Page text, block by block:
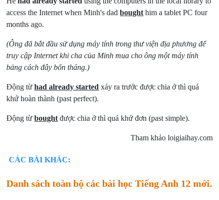
access the Internet when Minh's dadbought him a tablet PC four
months ago.
(Ông đã bắt đầu sử dụng máy tính trong thư viện địa phương để
truy cập Internet khi cha của Minh mua cho ông một máy tính
bảng cách đây bốn tháng.)
Động từhad already started xảy ra trước được chia ở thì quá
khứ hoàn thành (past perfect).
Động từbought được chia ở thì quá khứ đơn (past simple).
Tham khảo loigiaihay.com
CÁC BÀI KHÁC:
Danh sách toàn bộ các bài học Tiếng Anh 12 mới.